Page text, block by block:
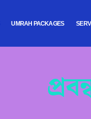
UMRAH PACKAGES